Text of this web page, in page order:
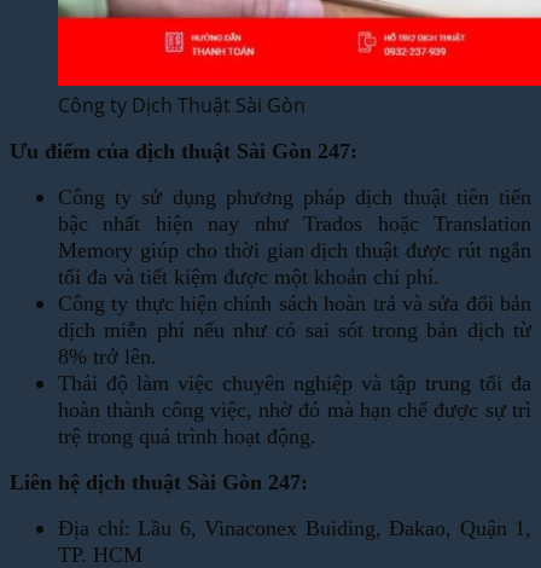
Công ty Dịch Thuật Sài Gòn
Ưu điểm của dịch thuật Sài Gòn 247:
Công ty sử dụng phương pháp dịch thuật tiên tiến
bậc nhất hiện nay như Trados hoặc Translation
Memory giúp cho thời gian dịch thuật được rút ngắn
tối đa và tiết kiệm được một khoản chi phí.
Công ty thực hiện chính sách hoàn trả và sửa đổi bản
dịch miễn phí nếu như có sai sót trong bản dịch từ
8% trở lên.
Thái độ làm việc chuyên nghiệp và tập trung tối đa
hoàn thành công việc, nhờ đó mà hạn chế được sự trì
trệ trong quá trình hoạt động.
Liên hệ dịch thuật Sài Gòn 247:
Địa chỉ: Lầu 6, Vinaconex Buiding, Đakao, Quận 1,
TP. HCM